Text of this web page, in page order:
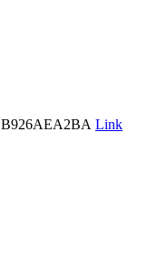
B926AEA2BA Link